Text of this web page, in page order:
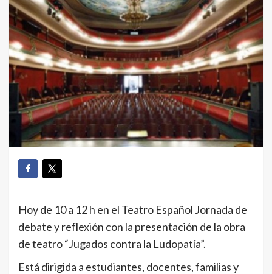
Hoy de 10 a 12 h en el Teatro Español Jornada de
debate y reflexión con la presentación de la obra
de teatro “Jugados contra la Ludopatía”.
Está dirigida a estudiantes, docentes, familias y